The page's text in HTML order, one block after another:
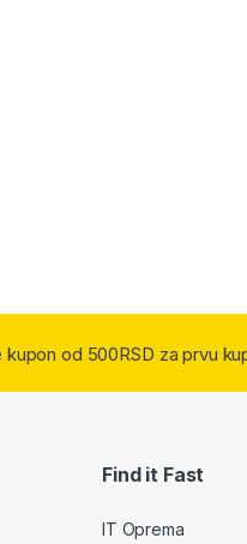
kupon od 500RSD za prvu
Find it Fast
IT Oprema